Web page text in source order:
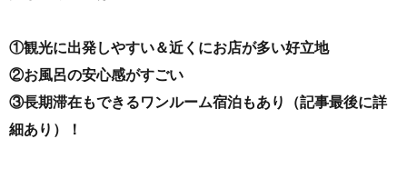
①観光に出発しやすい＆近くにお店が多い好立地
②お風呂の安心感がすごい
③長期滞在もできるワンルーム宿泊もあり（記事最後に詳
細あり）！